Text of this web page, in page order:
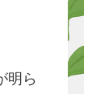
明ら